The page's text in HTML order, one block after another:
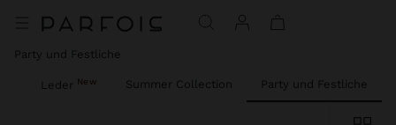
Party und Festliche
Leder New Summer Collection Party und Festliche